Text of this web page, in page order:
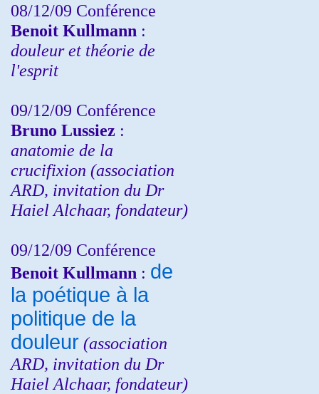
08/12/09 Conférence
Benoit Kullmann :
douleur et théorie de
l'esprit
09/12/09 Conférence
Bruno Lussiez :
anatomie de la
crucifixion (association
ARD, invitation du Dr
Haiel Alchaar, fondateur)
09/12/09 Conférence
Benoit Kullmann : de
la poétique à la
politique de la
douleur (association
ARD, invitation du Dr
Haiel Alchaar, fondateur)